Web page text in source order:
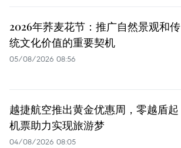
2026年荞麦花节：推广自然景观和传
统文化价值的重要契机
05/08/2026 08:56
越捷航空推出黄金优惠周，零越盾起
机票助力实现旅游梦
04/08/2026 08:05